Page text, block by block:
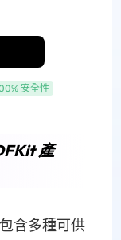
安全性
產
含多種可供